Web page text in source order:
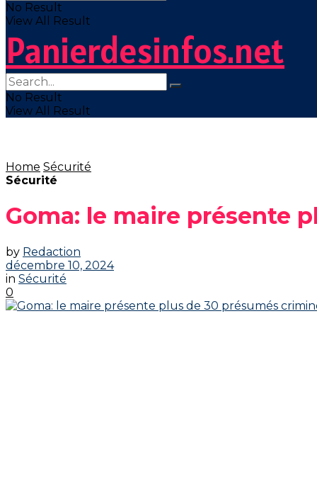
No Result
View All Result
Panierdesinfos.net
No Result
View All Result
Home Sécurité
Sécurité
Goma: le maire présente
by Redaction
décembre 10, 2024
in Sécurité
0